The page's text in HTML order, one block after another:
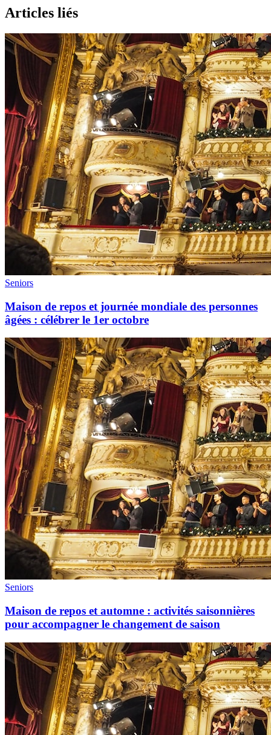
Articles liés
Seniors
Maison de repos et journée mondiale des personnes
âgées : célébrer le 1er octobre
Seniors
Maison de repos et automne : activités saisonnières
pour accompagner le changement de saison